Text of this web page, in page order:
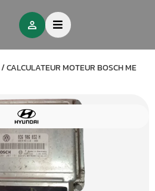
/CALCULATEUR MOTEUR BOSCH ME